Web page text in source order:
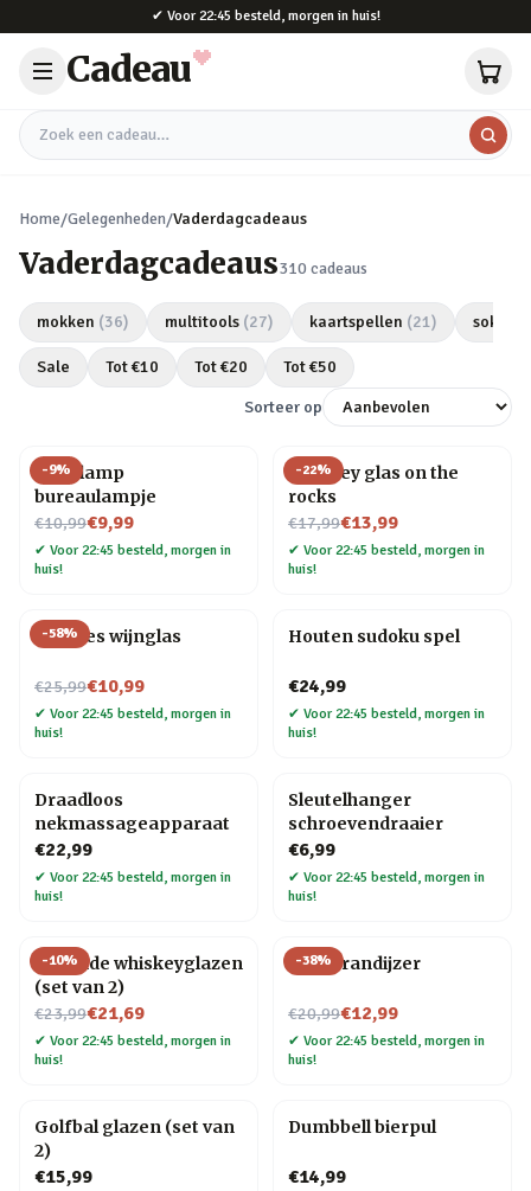
✔ Voor 22:45 besteld, morgen in huis!
Cadeau
Zoek een cadeau
Home/Gelegenheden/Vaderdagcadeaus
Vaderdagcadeaus310 cadeaus
mokken (36) multitools (27) kaartspellen (21) sokken
Sale Tot €10 Tot €20 Tot €50
Sorteer op
-9%
Gloeilamp
bureaulampje
€10,99
Nu voor€9,99
✔ Voor 22:45 besteld, morgen in
huis!
-22%
Whiskey glas on the
rocks
€17,99
Nu voor€13,99
✔ Voor 22:45 besteld, morgen in
huis!
-58%
Wijnfles wijnglas
€25,99
Nu voor€10,99
✔ Voor 22:45 besteld, morgen in
huis!
Houten sudoku spel
€24,99
✔ Voor 22:45 besteld, morgen in
huis!
Draadloos
nekmassageapparaat
€22,99
✔ Voor 22:45 besteld, morgen in
huis!
Sleutelhanger
schroevendraaier
€6,99
✔ Voor 22:45 besteld, morgen in
huis!
-10%
Rollende whiskeyglazen
(set van 2)
€23,99
Nu voor€21,69
✔ Voor 22:45 besteld, morgen in
huis!
-38%
BBQ brandijzer
€20,99
Nu voor€12,99
✔ Voor 22:45 besteld, morgen in
huis!
Golfbal glazen (set van
2)
€15,99
Dumbbell bierpul
€14,99